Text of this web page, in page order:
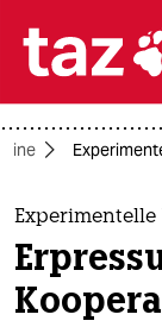
themen
politik
Experimentelle